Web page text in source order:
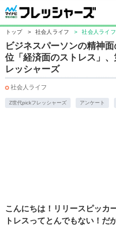
トップ > 社会人ライフ > 社会人ライフ
ビジネスパーソンの精神
位「経済面のストレス」
レッシャーズ
社会人ライフ
Z世代pickフレッシャーズ アンケート
こんにちは！リリースピッカ
トレスってとんでもない！だ